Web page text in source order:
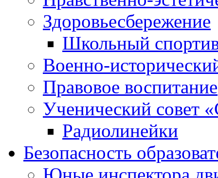
Здоровьесбережение
Школьный
Военно-
Правовое воспитание
Ученический совет
Радиолинейки
Безопасность